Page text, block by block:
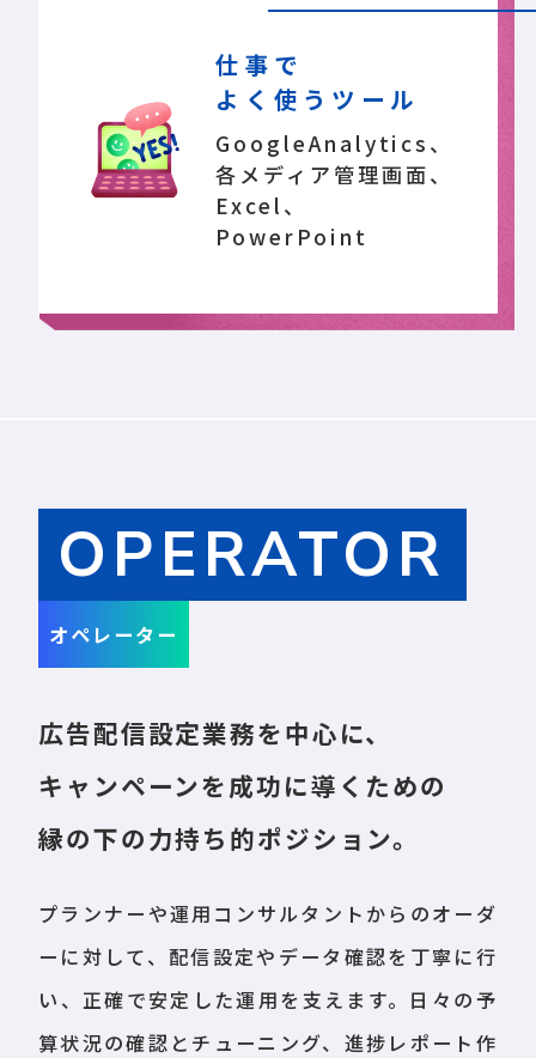
仕事で
よく使うツール
GoogleAnalytics、
各メディア管理画面、
Excel、
PowerPoint
OPERATOR
オペレーター
広告配信設定業務を中心に、
キャンペーンを成功に導くための
縁の下の力持ち的ポジション。
プランナーや運用コンサルタントからのオーダ
ーに対して、配信設定やデータ確認を丁寧に行
い、正確で安定した運用を支えます。日々の予
算状況の確認とチューニング、進捗レポート作